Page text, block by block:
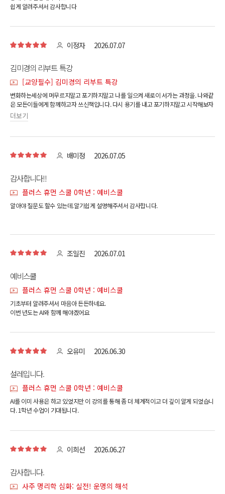
쉽게 알려주셔서 감사합니다
이정자 2026.07.07
김미경의 리부트 특강
[교양필수] 김미경의 리부트 특강
변화하는세상에 머무르지말고 포기하지말고 나를 일으켜 새로이 서가는 과정을. 나와같
은 모든이들에게 함께하고자 쓰신책입니다. 다시 용기를 내고 포기하지말고 시작해보자
더보기
배미정 2026.07.05
감사합니다!!
플러스 휴먼 스쿨 0학년 : 예비스쿨
알아야 질문도 할수 있는데.알기쉽게 설명해주셔서 감사합니다.
조일진 2026.07.01
예비스쿨
플러스 휴먼 스쿨 0학년 : 예비스쿨
기초부터 알려주셔서 마음아 든든하네요.
이번 년도는 AI와 함께 해야겠어요
오유미 2026.06.30
설레입니다.
플러스 휴먼 스쿨 0학년 : 예비스쿨
AI를 이미 사용은 하고 있었지만 이 강의를 통해 좀 더 체계적이고 더 깊이 알게 되었습니
다. 1학년 수업이 기대됩니다.
이희선 2026.06.27
감사합니다.
사주 명리학 심화: 실전! 운명의 해석